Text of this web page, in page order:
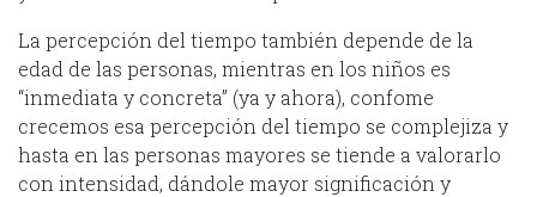
La percepción del tiempo también depende de la
edad de las personas, mientras en los niños es
“inmediata y concreta” (ya y ahora), confome
crecemos esa percepción del tiempo se complejiza y
hasta en las personas mayores se tiende a valorarlo
con intensidad, dándole mayor significación y